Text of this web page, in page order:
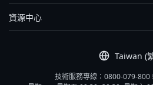
Taiwan (
資源中心
技術服務專線：0800-079-